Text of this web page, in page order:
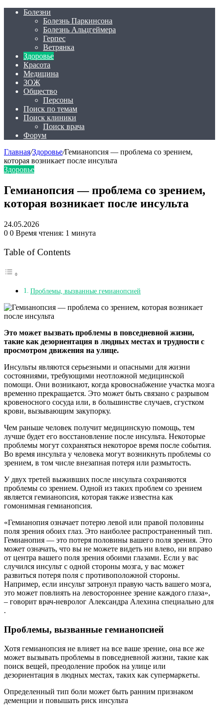
Болезни
Болезнь Паркинсона
Болезнь Альцгеймера
Герпес
Ветрянка
Здоровье
Красота
Медицина
ЗОЖ
Общество
Персоны
Поиск по темам
Поиск клиники
Поиск врача
Форум
Главная/Здоровье/Гемианопсия — проблема со зрением,
которая возникает после инсульта
Здоровье
Гемианопсия — проблема со зрением,
которая возникает после инсульта
24.05.2026
0 0 Время чтения: 1 минута
Table of Contents
Проблемы, вызванные гемианопсией
Это может вызвать проблемы в повседневной жизни,
такие как дезориентация в людных местах и трудности с
просмотром движения на улице.
Инсульты являются серьезными и опасными для жизни
состояниями, требующими неотложной медицинской
помощи. Они возникают, когда кровоснабжение участка мозга
временно прекращается. Это может быть связано с разрывом
кровеносного сосуда или, в большинстве случаев, сгустком
крови, вызывающим закупорку.
Чем раньше человек получит медицинскую помощь, тем
лучше будет его восстановление после инсульта. Некоторые
проблемы могут сохраняться некоторое время после события.
Во время инсульта у человека могут возникнуть проблемы со
зрением, в том числе внезапная потеря или размытость.
У двух третей выживших после инсульта сохраняются
проблемы со зрением. Одной из таких проблем со зрением
является гемианопсия, которая также известна как
гомонимная гемианопсия.
«Гемианопия означает потерю левой или правой половины
поля зрения обоих глаз. Это наиболее распространенный тип.
Гемианопия — это потеря половины вашего поля зрения. Это
может означать, что вы не можете видеть ни влево, ни вправо
от центра вашего поля зрения обоими глазами. Если у вас
случился инсульт с одной стороны мозга, у вас может
развиться потеря поля с противоположной стороны.
Например, если инсульт затронул правую часть вашего мозга,
это может повлиять на левостороннее зрение каждого глаза»,
– говорит врач-невролог Александра Алехина специально для
.
Проблемы, вызванные гемианопсией
Хотя гемианопсия не влияет на все ваше зрение, она все же
может вызывать проблемы в повседневной жизни, такие как
поиск вещей, преодоление пробок на улице или
дезориентация в людных местах, таких как супермаркеты.
Определенный тип боли может быть ранним признаком
деменции и повышать риск инсульта